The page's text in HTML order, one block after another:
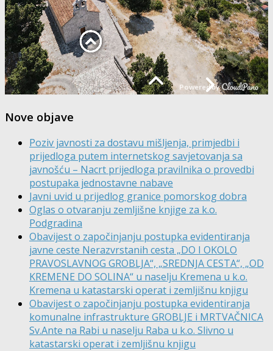
Nove objave
Poziv javnosti za dostavu mišljenja, primjedbi i
prijedloga putem internetskog savjetovanja sa
javnošću – Nacrt prijedloga pravilnika o provedbi
postupaka jednostavne nabave
Javni uvid u prijedlog granice pomorskog dobra
Oglas o otvaranju zemljišne knjige za k.o.
Podgradina
Obavijest o započinjanju postupka evidentiranja
javne ceste Nerazvrstanih cesta „DO I OKOLO
PRAVOSLAVNOG GROBLJA“, „SREDNJA CESTA“, „OD
KREMENE DO SOLINA“ u naselju Kremena u k.o.
Kremena u katastarski operat i zemljišnu knjigu
Obavijest o započinjanju postupka evidentiranja
komunalne infrastrukture GROBLJE i MRTVAČNICA
Sv.Ante na Rabi u naselju Raba u k.o. Slivno u
katastarski operat i zemljišnu knjigu